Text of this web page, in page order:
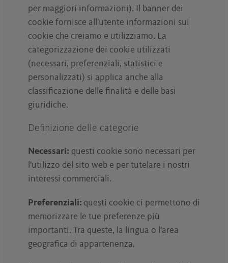
per maggiori informazioni). Il banner dei
cookie fornisce all'utente informazioni sui
cookie che creiamo e utilizziamo. La
categorizzazione dei cookie utilizzati
(necessari, preferenziali, statistici e
personalizzati) si applica anche alla
classificazione delle finalità e delle basi
giuridiche.
Definizione delle categorie
Necessari: questi cookie sono necessari per
l'utilizzo del sito web e per tutelare i nostri
interessi commerciali.
Preferenziali: questi cookie ci permettono di
memorizzare le tue preferenze più
importanti. Tra queste, la lingua o l'area
geografica di appartenenza.